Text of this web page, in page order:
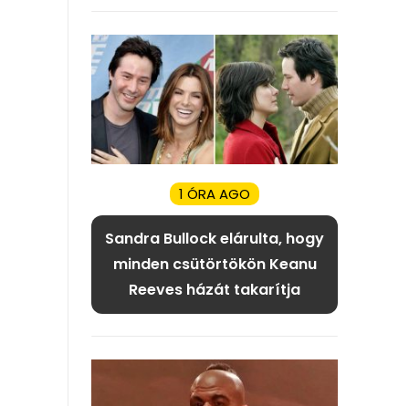
1 ÓRA AGO
Sandra Bullock elárulta, hogy
minden csütörtökön Keanu
Reeves házát takarítja